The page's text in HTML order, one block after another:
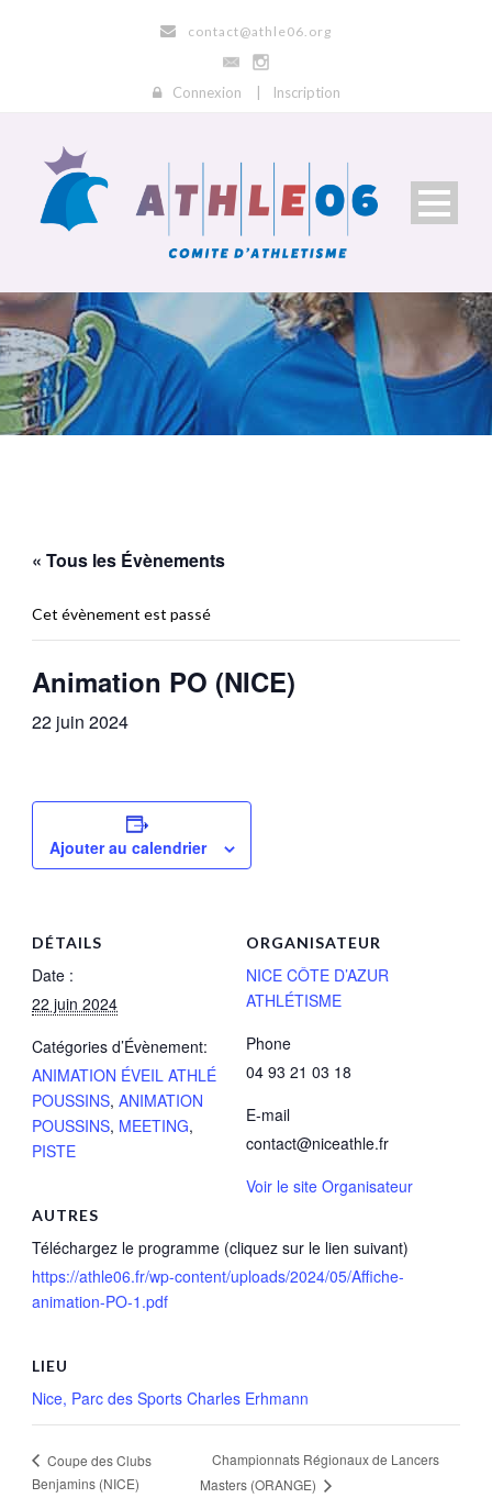
contact@athle06.org
Connexion Inscription
« Tous les Évènements
Cet évènement est passé
Animation PO (NICE)
22 juin 2024
Ajouter au calendrier
DÉTAILS
Date :
22 juin 2024
Catégories d’Évènement:
ANIMATION ÉVEIL ATHLÉ
POUSSINS, ANIMATION
POUSSINS, MEETING,
PISTE
ORGANISATEUR
NICE CÔTE D’AZUR
ATHLÉTISME
Phone
04 93 21 03 18
E-mail
contact@niceathle.fr
Voir le site Organisateur
AUTRES
Téléchargez le programme (cliquez sur le lien suivant)
https://athle06.fr/wp-content/uploads/2024/05/Affiche-
animation-PO-1.pdf
LIEU
Nice, Parc des Sports Charles Erhmann
Coupe des Clubs
Benjamins (NICE)
Championnats Régionaux de Lancers
Masters (ORANGE)